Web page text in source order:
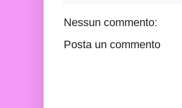
Nessun commento:
Posta un commento